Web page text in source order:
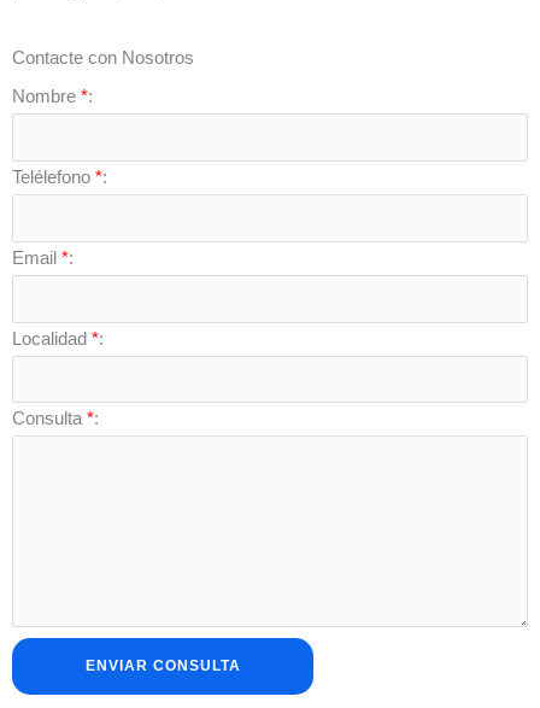
Contacte con Nosotros
Nombre *:
Telélefono *:
Email *:
Localidad *:
Consulta*: